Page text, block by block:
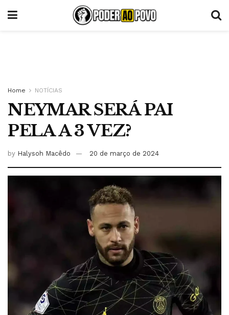
Home NOTÍCIAS
NEYMAR SERÁ PAI
PELA A 3 VEZ?
by Halysoh Macêdo 20 de março de 2024